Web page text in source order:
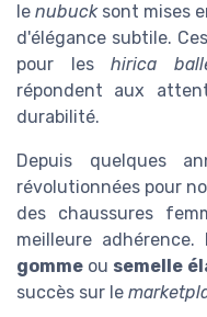
le nubucksont mises
d'élégance subtile.
pour leshirica
répondent aux
durabilité.
Depuis quelques
révolutionnées pour
des chaussures
meilleure adhérence.
gomme ou semelle
succès sur le